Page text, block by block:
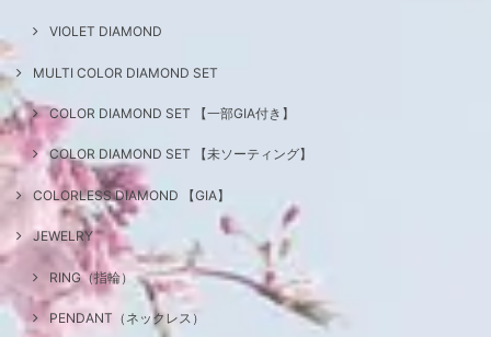
VIOLET DIAMOND
MULTI COLOR DIAMOND SET
COLOR DIAMOND SET 【一部GIA付き】
COLOR DIAMOND SET 【未ソーティング】
COLORLESS DIAMOND 【GIA】
JEWELRY
RING（指輪）
PENDANT（ネックレス）